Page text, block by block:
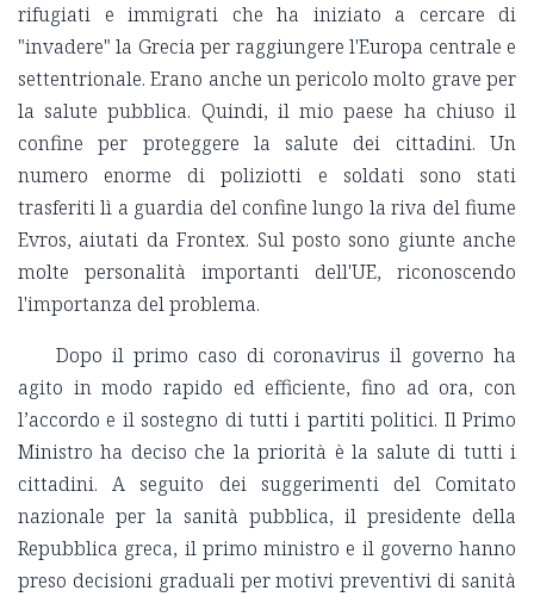
rifugiati e immigrati che ha iniziato a cercare di
"invadere" la Grecia per raggiungere l'Europa centrale e
settentrionale. Erano anche un pericolo molto grave per
la salute pubblica. Quindi, il mio paese ha chiuso il
confine per proteggere la salute dei cittadini. Un
numero enorme di poliziotti e soldati sono stati
trasferiti lì a guardia del confine lungo la riva del fiume
Evros, aiutati da Frontex. Sul posto sono giunte anche
molte personalità importanti dell'UE, riconoscendo
l'importanza del problema.
Dopo il primo caso di coronavirus il governo ha
agito in modo rapido ed efficiente, fino ad ora, con
l’accordo e il sostegno di tutti i partiti politici. Il Primo
Ministro ha deciso che la priorità è la salute di tutti i
cittadini. A seguito dei suggerimenti del Comitato
nazionale per la sanità pubblica, il presidente della
Repubblica greca, il primo ministro e il governo hanno
preso decisioni graduali per motivi preventivi di sanità